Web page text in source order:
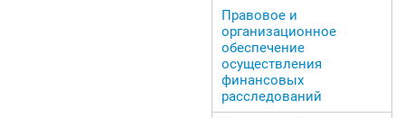
Правовое и
организационное
обеспечение
осуществления
финансовых
расследований